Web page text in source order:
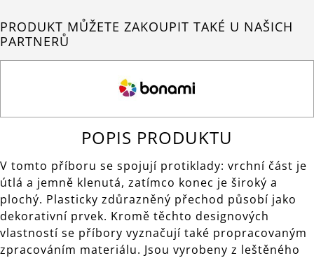
PRODUKT MŮŽETE ZAKOUPIT TAKÉ U NAŠICH
PARTNERŮ
POPIS PRODUKTU
V tomto příboru se spojují protiklady: vrchní část je
útlá a jemně klenutá, zatímco konec je široký a
plochý. Plasticky zdůrazněný přechod působí jako
dekorativní prvek. Kromě těchto designových
vlastností se příbory vyznačují také propracovaným
zpracováním materiálu. Jsou vyrobeny z leštěného